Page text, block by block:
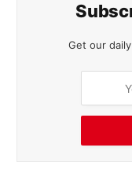
Get our